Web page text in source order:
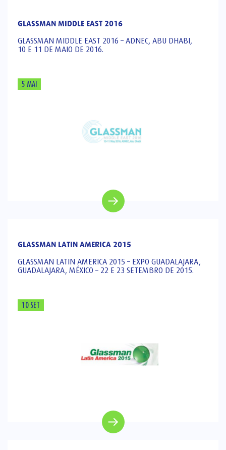
GLASSMAN MIDDLE EAST 2016
GLASSMAN MIDDLE EAST 2016 – ADNEC, ABU DHABI,
10 E 11 DE MAIO DE 2016.
5 MAI
GLASSMAN LATIN AMERICA 2015
GLASSMAN LATIN AMERICA 2015 – EXPO GUADALAJARA,
GUADALAJARA, MÉXICO – 22 E 23 SETEMBRO DE 2015.
10 SET